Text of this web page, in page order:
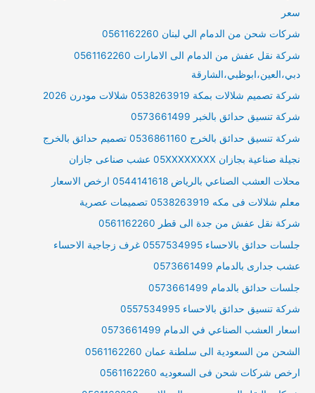
سعر
شركات شحن من الدمام الي لبنان 0561162260
شركة نقل عفش من الدمام الى الامارات 0561162260
دبي،العين،ابوظبي،الشارقة
شركة تصميم شلالات بمكة 0538263919 شلالات مودرن 2026
شركة تنسيق حدائق بالخبر 0573661499
شركة تنسيق حدائق بالخرج 0536861160 تصميم حدائق بالخرج
نجيلة صناعية بجازان 05XXXXXXXX عشب صناعى جازان
محلات العشب الصناعي بالرياض 0544141618 ارخص الاسعار
معلم شلالات فى مكه 0538263919 تصميمات عصرية
شركة نقل عفش من جدة الى قطر 0561162260
جلسات حدائق بالاحساء 0557534995 غرف زجاجية الاحساء
عشب جدارى بالدمام 0573661499
جلسات حدائق بالدمام 0573661499
شركة تنسيق حدائق بالاحساء 0557534995
اسعار العشب الصناعي في الدمام 0573661499
الشحن من السعودية الى سلطنة عمان 0561162260
ارخص شركات شحن فى السعوديه 0561162260